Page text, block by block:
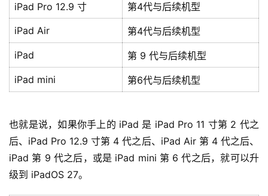
iPad Pro 12.9 寸
第4代与后续机型
iPad Air
第4代与后续机型
iPad
第 9 代与后续机型
iPad mini
第6代与后续机型
也就是说，如果你手上的 iPad 是 iPad Pro 11 寸第 2 代之
后、iPad Pro 12.9 寸第 4 代之后、iPad Air 第 4 代之后、
iPad 第 9 代之后，或是 iPad mini 第 6 代之后，就可以升
级到 iPadOS 27。